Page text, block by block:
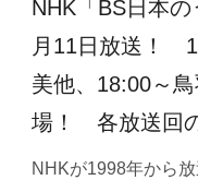
NHK「BS日本
月11日放送！
美他、18:00～
場！ 各放送回
NHKが1998年から